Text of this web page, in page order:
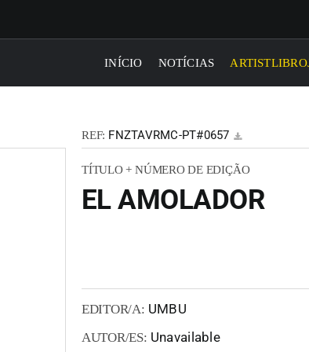
INÍCIO NOTÍCIAS
REF: FNZTAVRMC-PT#0657
TÍTULO + NÚMERO DE EDIÇÃO
EL AMOLADOR
EDITOR/A: UMBU
AUTOR/ES: Unavailable